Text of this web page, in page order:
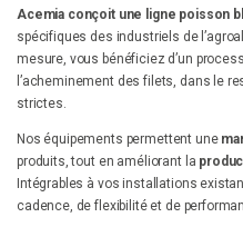
Services
Entreprise
Un besoin
Acemia conçoit une ligne poisson
spécifiques des industriels de
mesure, vous bénéficiez d’un
l’acheminement des filets, dans le
strictes.
Nos équipements permettent une
produits, tout en améliorant la
Intégrables à vos installations
cadence, de flexibilité et de